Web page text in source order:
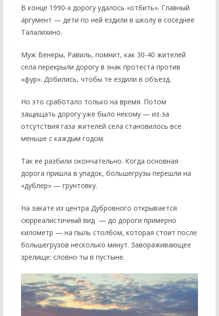
В конце 1990-х дорогу удалось «отбить». Главный
аргумент — дети по ней ездили в школу в соседнее
Талалихино.
Муж Венеры, Равиль, помнит, как 30-40 жителей
села перекрыли дорогу в знак протеста против
«фур». Добились, чтобы те ездили в объезд.
Но это сработало только на время. Потом
защищать дорогу уже было некому — из-за
отсутствия газа жителей села становилось все
меньше с каждым годом.
Так ее разбили окончательно. Когда основная
дорога пришла в упадок, большегрузы перешли на
«дублер» — грунтовку.
На закате из центра Дубровного открывается
сюрреалистичный вид — до дороги примерно
километр — на пыль столбом, которая стоит после
большегрузов несколько минут. Завораживающее
зрелище: словно ты в пустыне.